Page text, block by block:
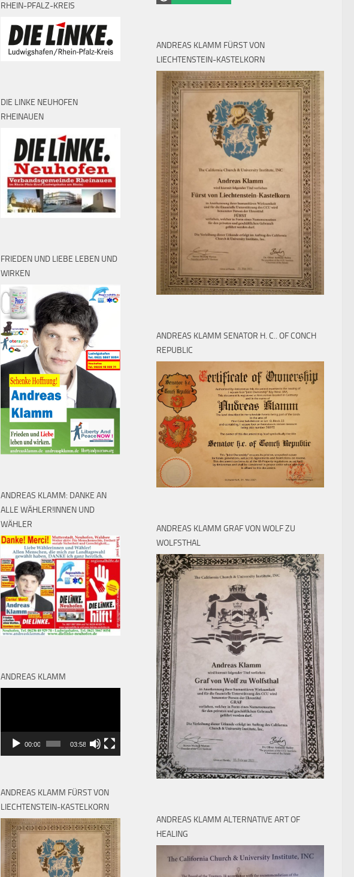
ANDREAS KLAMM FÜRST VON
LIECHTENSTEIN-KASTELKORN
ANDREAS KLAMM SENATOR H. C.. OF CONCH
REPUBLIC
ANDREAS KLAMM GRAF VON WOLF ZU
WOLFSTHAL
ANDREAS KLAMM ALTERNATIVE ART OF
HEALING
RHEIN-PFALZ-KREIS
DIE LINKE NEUHOFEN
RHEINAUEN
FRIEDEN UND LIEBE LEBEN UND
WIRKEN
ANDREAS KLAMM: DANKE AN
ALLE WÄHLER!INNEN UND
WÄHLER
ANDREAS KLAMM
00:00 03:58
ANDREAS KLAMM FÜRST VON
LIECHTENSTEIN-KASTELKORN